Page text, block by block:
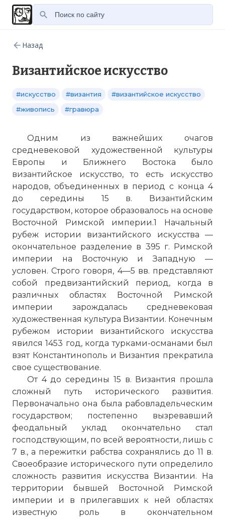
Назад
Византийское искусство
#искусство #византия
#византийское искусство
#живопись
#гравюра
Одним из важнейших очагов
средневековой художественной культуры
Европы и Ближнего Востока было
византийское искусство, то есть искусство
народов, объединенных в период с конца 4
до середины 15 в. Византийским
государством, которое образовалось на основе
Восточной Римской империи.1 Начальный
рубеж истории византийского искусства —
окончательное разделение в 395 г. Римской
империи на Восточную и Западную —
условен. Строго говоря, 4—5 вв. представляют
собой предвизантийский период, когда в
различных областях Восточной Римской
империи зарождалась средневековая
художественная культура Византии. Конечным
рубежом истории византийского искусства
явился 1453 год, когда турками-османами был
взят Константинополь и Византия прекратила
свое существование.
От 4 до середины 15 в. Византия прошла
сложный путь исторического развития.
Первоначально она была рабовладельческим
государством; постепенно вызревавший
феодальный уклад окончательно стал
господствующим, по всей вероятности, лишь с
7 в., а пережитки рабства сохранялись до 11 в.
Своеобразие исторического пути определило
сложность развития искусства Византии. На
территории бывшей Восточной Римской
империи и в прилегавших к ней областях
известную роль в окончательном